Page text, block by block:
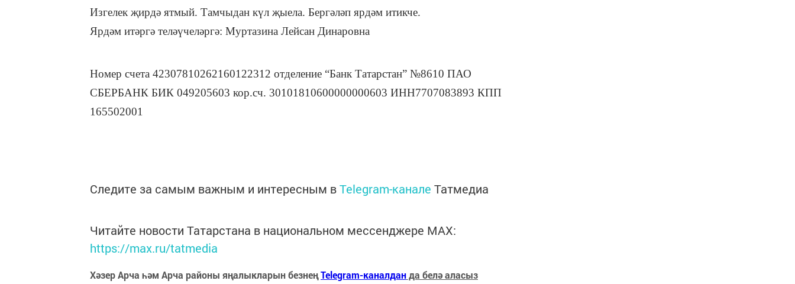
Изгелек җирдә ятмый. Тамчыдан күл җыела. Бергәләп ярдәм итикче.
Ярдәм итәргә теләүчеләргә: Муртазина Лейсан Динаровна
Номер счета 42307810262160122312 отделение “Банк Татарстан” №8610 ПАО
СБЕРБАНК БИК 049205603 кор.сч. 30101810600000000603 ИНН7707083893 КПП
165502001
Следите за самым важным и интересным вTelegram-канале Татмедиа
Читайте новости Татарстана в национальном мессенджере MАХ:
https://max.ru/tatmedia
Хәзер Арча һәм Арча районы яңалыкларын безнеңTelegram-каналданда белә аласыз